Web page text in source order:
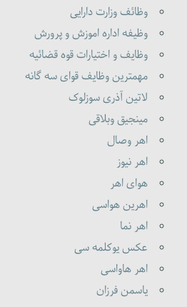
وظائف وزارت دارایی
وظیفه اداره اموزش و پرورش
وظایف و اختیارات قوه قضائیه
مهمترین وظایف قوای سه گانه
لاتین آذری سوزلوک
مینجیق وبلاقی
اهر وصال
اهر نیوز
هوای اهر
اهرین هواسی
اهر نما
عکس یوکلمه سی
اهر هاواسی
یاسمن فرزان